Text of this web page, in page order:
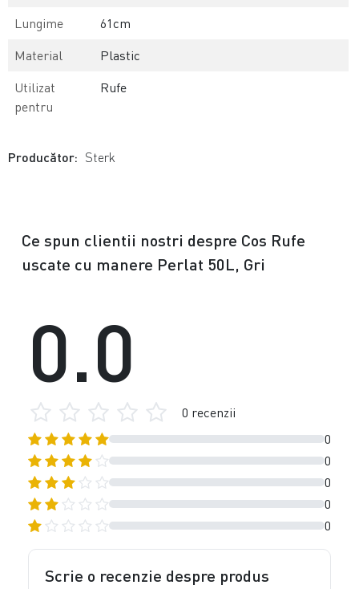
Lungime
61cm
Material
Plastic
Utilizat
pentru
Rufe
Producător: Sterk
Ce spun clientii nostri despre Cos Rufe
uscate cu manere Perlat 50L, Gri
0
0
0
0
0
0.0
0 recenzii
Scrie o recenzie despre produs